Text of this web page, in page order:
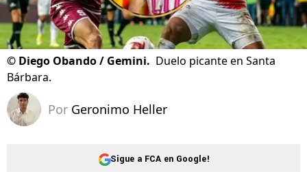
© Diego Obando / Gemini. Duelo picante en Santa
Bárbara.
Por Geronimo Heller
Sigue a FCA en Google!